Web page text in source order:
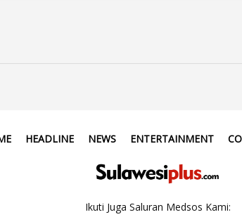
HEADLINE NEWS ENTERTAINMENT
Ikuti Juga Saluran Medsos Kami: